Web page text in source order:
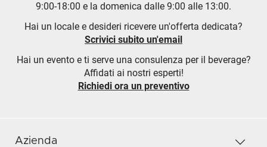
9:00-18:00 e la domenica dalle 9:00 alle 13:00.
Hai un locale e desideri ricevere un'offerta dedicata?
Scrivici subito un'email
Hai un evento e ti serve una consulenza per il beverage?
Affidati ai nostri esperti!
Richiedi ora un preventivo
Azienda